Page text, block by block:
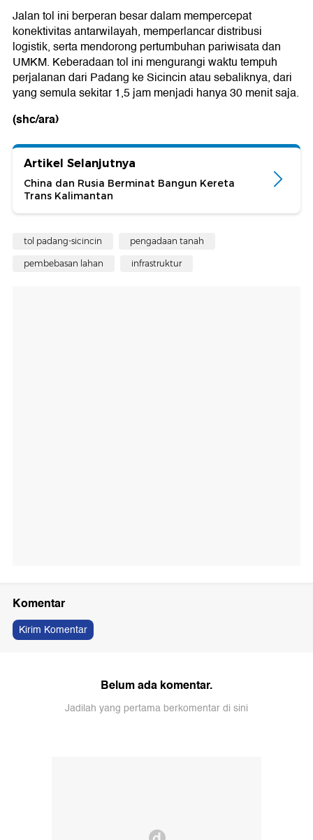
Jalan tol ini berperan besar dalam mempercepat
konektivitas antarwilayah, memperlancar distribusi
logistik, serta mendorong pertumbuhan pariwisata dan
UMKM. Keberadaan tol ini mengurangi waktu tempuh
perjalanan dari Padang ke Sicincin atau sebaliknya, dari
yang semula sekitar 1,5 jam menjadi hanya 30 menit saja.
(shc/ara)
Artikel Selanjutnya
China dan Rusia Berminat Bangun Kereta
Trans Kalimantan
tol padang-sicincin pengadaan tanah
pembebasan lahan infrastruktur
Komentar
Kirim Komentar
Belum ada komentar.
Jadilah yang pertama berkomentar di sini